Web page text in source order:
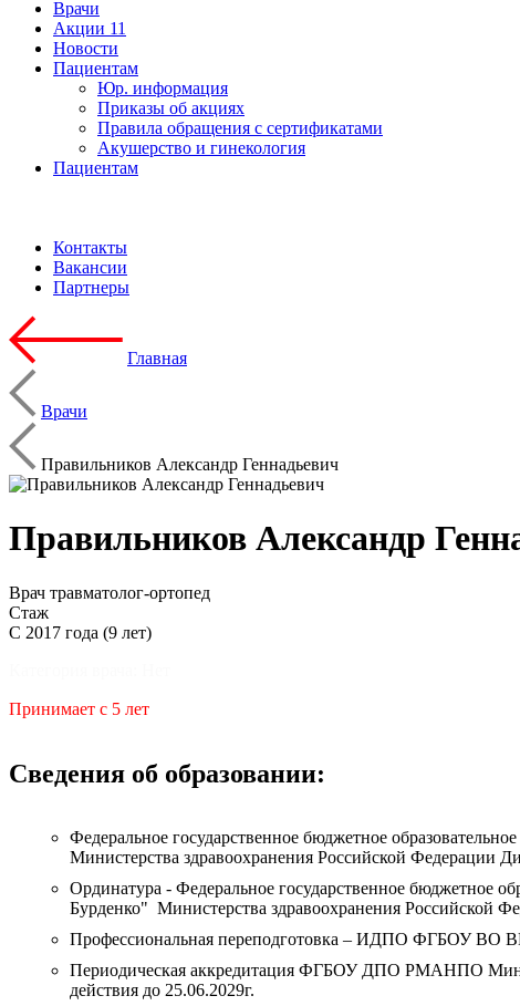
Врачи
Акции 11
Новости
Пациентам
Юр. информация
Приказы об акциях
Правила обращения с сертификатами
Акушерство и гинекология
Пациентам
Контакты
Вакансии
Партнеры
Главная
Врачи
Правильников Александр Геннадьевич
Правильников Александр
Врач травматолог-ортопед
Стаж
С 2017 года (9 лет)
Принимает с 5 лет
Сведения об образовании:
Федеральное государственное бюджетное
Министерства здравоохранения Российской Федерации
Ординатура - Федеральное государственное бюджетное
Бурденко" Министерства здравоохранения Российской
Профессиональная переподготовка – ИДПО ФГБОУ ВО
Периодическая аккредитация ФГБОУ ДПО РМАНПО
действия до 25.06.2029г.